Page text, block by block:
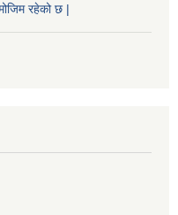
रहेको छ |